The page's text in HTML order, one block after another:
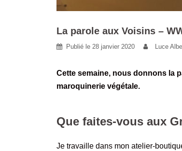
La parole aux Voisins –
Publié le 28 janvier 2020 Luce
Cette semaine, nous donnons la
maroquinerie végétale.
Que faites-vous aux
Je travaille dans mon atelier-